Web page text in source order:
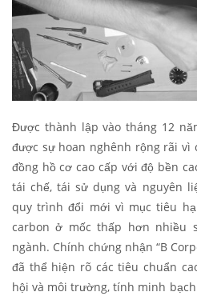
Được thành lập vào tháng 12
được sự hoan nghênh rộng rãi vì
đồng hồ cơ cao cấp với độ bền
tái chế, tái sử dụng và nguyên
quy trình đổi mới vì mục tiêu
carbon ở mốc thấp hơn nhiều
ngành. Chính chứng nhận “B
đã thể hiện rõ các tiêu chuẩn
hội và môi trường, tính minh